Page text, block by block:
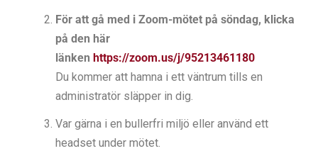
För att gå med i Zoom-mötet på söndag, klicka
på den här
länken https://zoom.us/j/95213461180
Du kommer att hamna i ett väntrum tills en
administratör släpper in dig.
Var gärna i en bullerfri miljö eller använd ett
headset under mötet.